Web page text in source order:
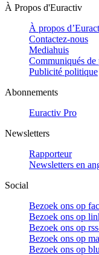
À Propos d'Euractiv
À propos
Contactez-nous
Mediahuis
Communiqués de
Publicité politique
Abonnements
Euractiv Pro
Newsletters
Rapporteur
Newsletters en
Social
Bezoek ons op
Bezoek ons op
Bezoek ons op
Bezoek ons op
Bezoek ons op